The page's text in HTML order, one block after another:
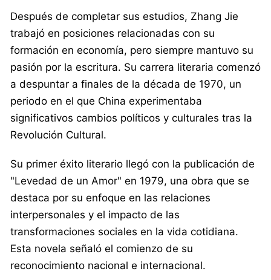
Después de completar sus estudios, Zhang Jie
trabajó en posiciones relacionadas con su
formación en economía, pero siempre mantuvo su
pasión por la escritura. Su carrera literaria comenzó
a despuntar a finales de la década de 1970, un
periodo en el que China experimentaba
significativos cambios políticos y culturales tras la
Revolución Cultural.
Su primer éxito literario llegó con la publicación de
"Levedad de un Amor" en 1979, una obra que se
destaca por su enfoque en las relaciones
interpersonales y el impacto de las
transformaciones sociales en la vida cotidiana.
Esta novela señaló el comienzo de su
reconocimiento nacional e internacional.